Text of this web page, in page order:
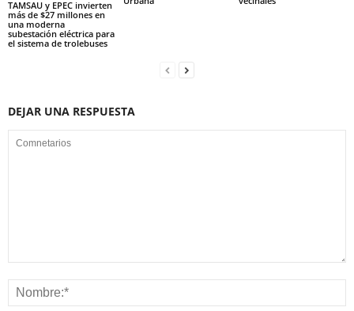
TAMSAU y EPEC invierten
más de $27 millones en
una moderna
subestación eléctrica para
el sistema de trolebuses
DEJAR UNA RESPUESTA